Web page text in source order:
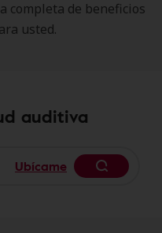
completa de beneficios
usted.
auditiva
Ubícame